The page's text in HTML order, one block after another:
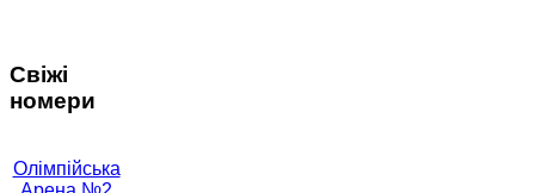
Свіжі
номери
Олімпійська